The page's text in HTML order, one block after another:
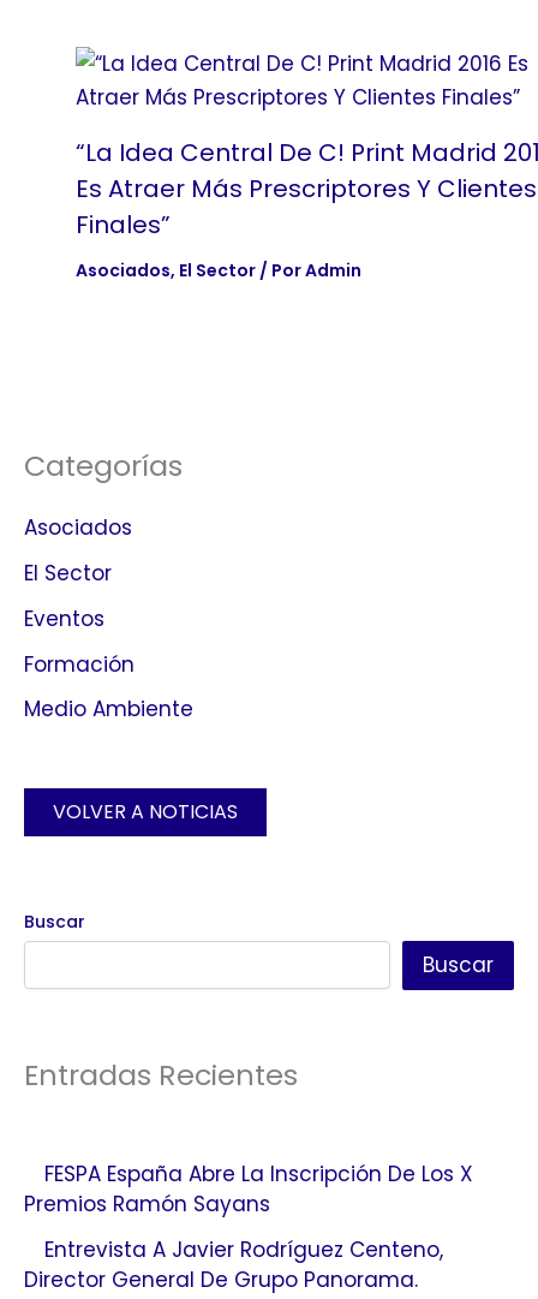
“La Idea Central De C! Print Madrid
Es Atraer Más Prescriptores Y Clientes
Finales”
Asociados, El Sector/ PorAdmin
Categorías
Asociados
El Sector
Eventos
Formación
Medio Ambiente
VOLVER A NOTICIAS
Buscar
Buscar
Entradas Recientes
FESPA España Abre La Inscripción De Los X
Premios Ramón Sayans
Entrevista A Javier Rodríguez Centeno,
Director General De Grupo Panorama.